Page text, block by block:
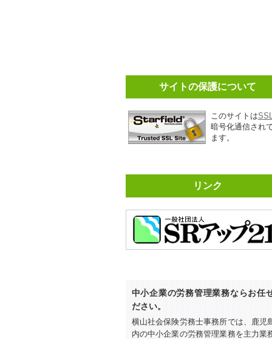
サイトの保護について
このサイトは
暗号化通信され
ます。
リンク
中小企業の労務管理業務ならお任
ださい。
横山社会保険労務士事務所では、鹿児
内の中小企業の労務管理業務を主力業